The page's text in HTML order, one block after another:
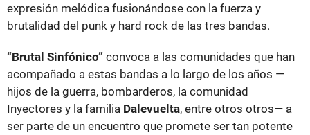
expresión melódica fusionándose con la fuerza y
brutalidad del punk y hard rock de las tres bandas.
“Brutal Sinfónico” convoca a las comunidades que han
acompañado a estas bandas a lo largo de los años —
hijos de la guerra, bombarderos, la comunidad
Inyectores y la familia Dalevuelta, entre otros otros— a
ser parte de un encuentro que promete ser tan potente